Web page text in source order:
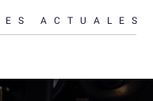
ACTUALES